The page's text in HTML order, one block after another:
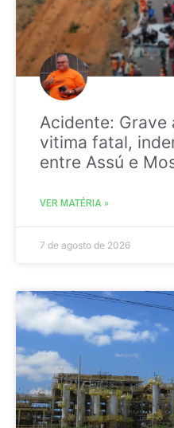
Acidente: Grave
vitima fatal,
entre Assú e
VER MATÉRIA »
7 de agosto de 2026